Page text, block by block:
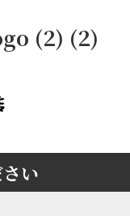
(2) (2)
い